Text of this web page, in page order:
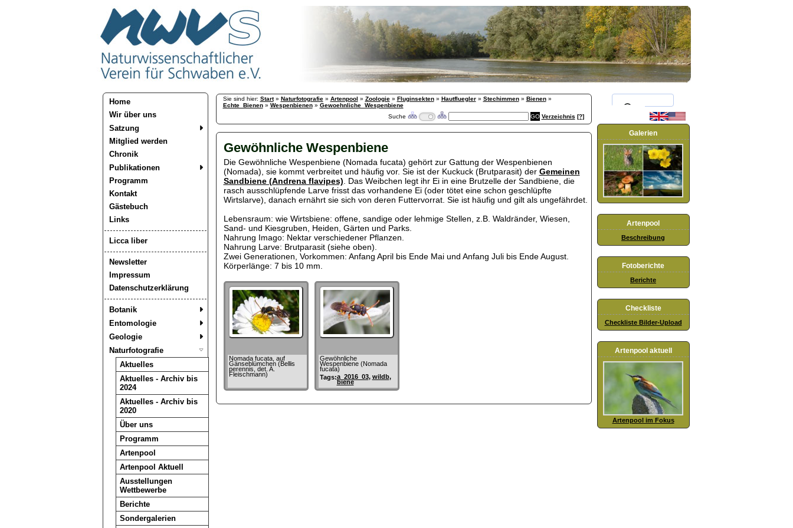
Home
Wir über uns
Satzung
Mitglied werden
Chronik
Publikationen
Programm
Kontakt
Gästebuch
Links
Licca liber
Newsletter
Impressum
Datenschutzerklärung
Botanik
Entomologie
Geologie
Naturfotografie
Aktuelles
Aktuelles - Archiv bis
2024
Aktuelles - Archiv bis
2020
Über uns
Programm
Artenpool
Artenpool Aktuell
Ausstellungen
Wettbewerbe
Berichte
Sondergalerien
Sie sind hier: Start» Naturfotografie» Artenpool » Zoologie» Fluginsekten» Hautfluegler» Stechimmen» Bienen»
Echte_Bienen» Wespenbienen» Gewoehnliche_Wespenbiene
Suche
Verzeichnis [?]
Gewöhnliche Wespenbiene
Die Gewöhnliche Wespenbiene (Nomada fucata) gehört zur Gattung der Wespenbienen
(Nomada), sie kommt verbreitet und häufig vor. Sie ist der Kuckuck (Brutparasit) der Gemeinen
Sandbiene (Andrena flavipes) . Das Weibchen legt ihr Ei in eine Brutzelle der Sandbiene, die
rasch ausschlüpfende Larve frisst das vorhandene Ei (oder tötet eine schon geschlüpfte
Wirtslarve), danach ernährt sie sich von deren Futtervorrat. Sie ist häufig und gilt als ungefährdet.
Lebensraum: wie Wirtsbiene: offene, sandige oder lehmige Stellen, z.B. Waldränder, Wiesen,
Sand- und Kiesgruben, Heiden, Gärten und Parks.
Nahrung Imago: Nektar verschiedener Pflanzen.
Nahrung Larve: Brutparasit (siehe oben).
Zwei Generationen, Vorkommen: Anfang April bis Ende Mai und Anfang Juli bis Ende August.
Körperlänge: 7 bis 10 mm.
Nomada fucata, auf
Gänseblümchen (Bellis
perennis, det. A.
Fleischmann)
Gewöhnliche
Wespenbiene (Nomada
fucata)
Tags:a_2016_03, wildb,
biene
Galerien
Artenpool
Beschreibung
Fotoberichte
Berichte
Checkliste
Checkliste Bilder-Upload
Artenpool aktuell
Artenpool im Fokus